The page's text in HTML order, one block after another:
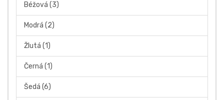
Béžová (3)
Modrá (2)
Žlutá (1)
Černá (1)
Šedá (6)